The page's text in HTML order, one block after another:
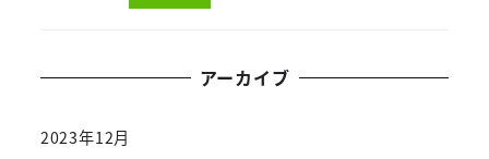
アーカイブ
2023年12月